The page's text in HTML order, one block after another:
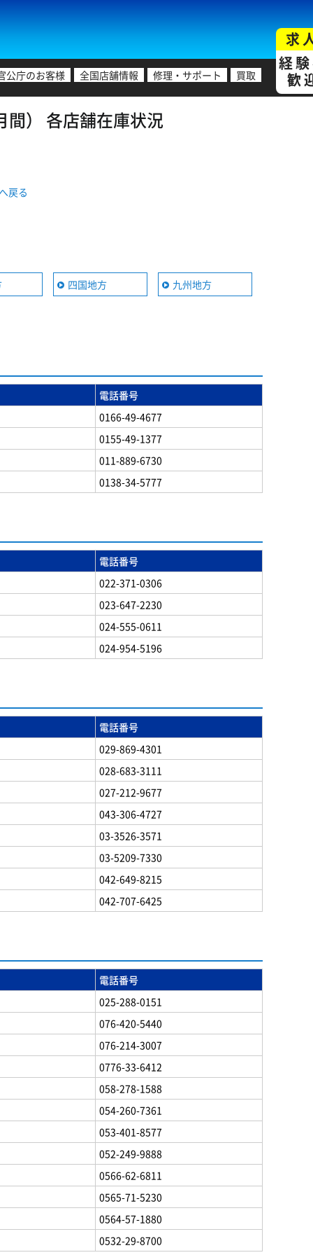
公庁のお客様 全国店舗情報 修理・サポート 買取
求
経
歓
） 各店舗在庫状況
戻る
四国地方 九州地方
電話番号
0166-49-4677
0155-49-1377
011-889-6730
0138-34-5777
電話番号
022-371-0306
023-647-2230
024-555-0611
024-954-5196
電話番号
029-869-4301
028-683-3111
027-212-9677
043-306-4727
03-3526-3571
03-5209-7330
042-649-8215
042-707-6425
電話番号
025-288-0151
076-420-5440
076-214-3007
0776-33-6412
058-278-1588
054-260-7361
053-401-8577
052-249-9888
0566-62-6811
0565-71-5230
0564-57-1880
0532-29-8700